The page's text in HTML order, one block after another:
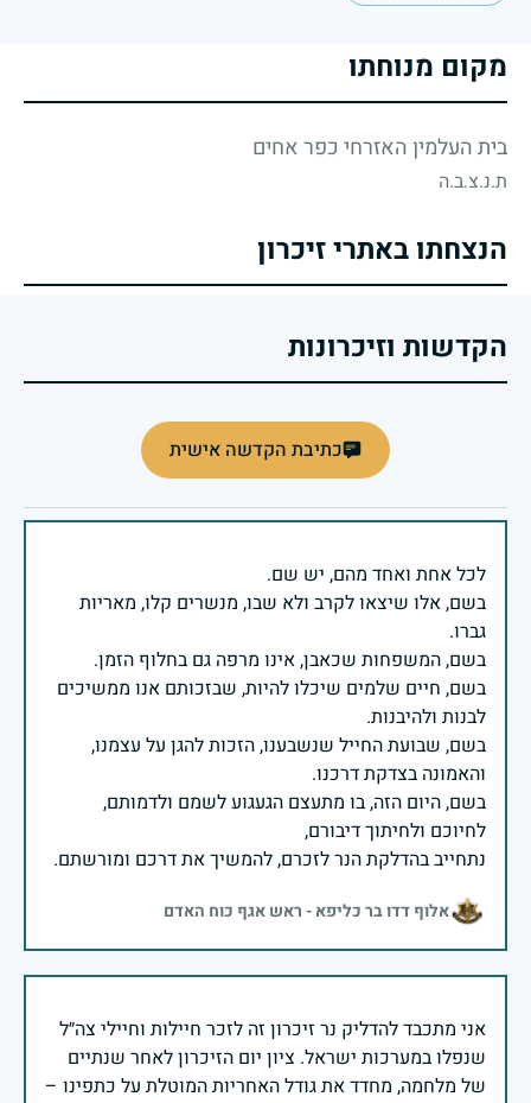
מקום מנוחתו
בית העלמין האזרחי כפר אחים
ת.נ.צ.ב.ה
הנצחתו באתרי זיכרון
הקדשות וזיכרונות
כתיבת הקדשה אישית
בשם, אלו שיצאו לקרב ולא שבו, מנשרים קלו, מאריות
בשם, חיים שלמים שיכלו להיות, שבזכותם אנו ממשיכים
בשם, שבועת החייל שנשבענו, הזכות להגן על עצמנו,
בשם, היום הזה, בו מתעצם הגעגוע לשמם ולדמותם,
נתחייב בהדלקת הנר לזכרם, להמשיך את דרכם ומורשתם.
אלוף דדו בר כליפא - ראש אגף כוח האדם
אני מתכבד להדליק נר זיכרון זה לזכר חיילות וחיילי צה״ל
שנפלו במערכות ישראל. ציון יום הזיכרון לאחר שנתיים
של מלחמה, מחדד את גודל האחריות המוטלת על כתפינו –